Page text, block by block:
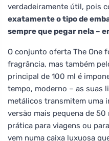
verdadeiramente útil, pois
exatamente o tipo de
sempre que pegar nela –
O conjunto oferta The One
fragrância, mas também
principal de 100 ml é
tempo, moderno – as suas
metálicos transmitem uma
versão mais pequena de
prática para viagens ou
vem numa caixa luxuosa